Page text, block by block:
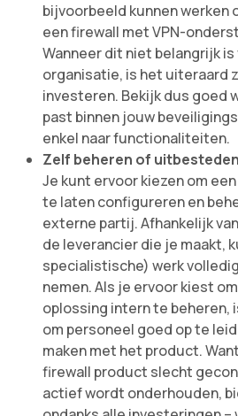
bijvoorbeeld kunnen werken
een firewall met VPN-
Wanneer dit niet belangrijk
organisatie, is het uiteraard
investeren. Bekijk dus goed
past binnen jouw
enkel naar functionaliteiten.
Zelf beheren of
Je kunt ervoor kiezen om
te laten configureren en
externe partij. Afhankelijk
de leverancier die je maakt,
specialistische) werk
nemen. Als je ervoor kiest
oplossing intern te beheren,
om personeel goed op te
maken met het product.
firewall product slecht
actief wordt onderhouden,